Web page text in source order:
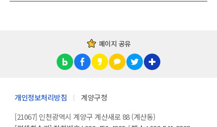
페이지 공유
개인정보처리방침
계양구청
[21067] 인천광역시 계양구 계산새로 88 (계산동)